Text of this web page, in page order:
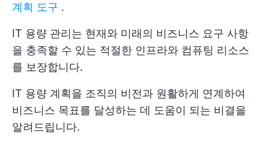
계획 도구 .
IT 용량 관리는 현재와 미래의 비즈니스 요구 사항
을 충족할 수 있는 적절한 인프라와 컴퓨팅 리소스
를 보장합니다.
IT 용량 계획을 조직의 비전과 원활하게 연계하여
비즈니스 목표를 달성하는 데 도움이 되는 비결을
알려드립니다.